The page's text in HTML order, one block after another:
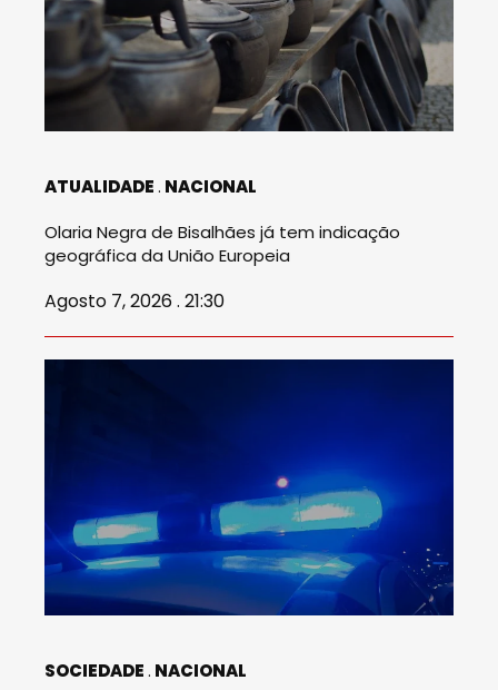
ATUALIDADE NACIONAL
Olaria Negra de Bisalhães já tem indicação
geográfica da União Europeia
Agosto 7, 2026 . 21:30
SOCIEDADE NACIONAL